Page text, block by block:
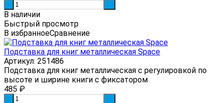
В наличии
Быстрый просмотр
В избранноеСравнение
Подставка для книг металлическая Space
Артикул: 251486
Подставка для книг металлическая с регулировкой по
высоте и ширине книги с фиксатором
485 ₽